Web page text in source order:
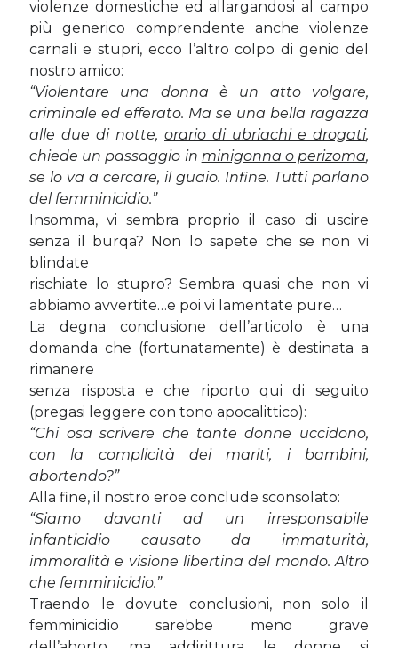
violenze domestiche ed allargandosi al campo
più generico comprendente anche violenze
carnali e stupri, ecco l’altro colpo di genio del
nostro amico:
“Violentare una donna è un atto volgare,
criminale ed efferato. Ma se una bella ragazza
alle duedi notte,orario di ubriachi e drogati,
chiede un passaggio in minigonna o perizoma,
se lo va acercare, il guaio. Infine. Tutti parlano
del femminicidio.”
Insomma, vi sembra proprio il caso di uscire
senza il burqa? Non lo sapete che se non vi
blindate
rischiate lo stupro? Sembra quasi che non vi
abbiamo avvertite…e poi vi lamentate pure…
La degna conclusione dell’articolo è una
domanda che (fortunatamente) è destinata a
rimanere
senza risposta e che riporto qui di seguito
(pregasi leggere con tono apocalittico):
“Chi osa scrivere che tante donne uccidono,
con la complicità dei mariti, i bambini,
abortendo?”
Alla fine, il nostro eroe conclude sconsolato:
“Siamo davanti ad un irresponsabile
infanticidio causato da immaturità,
immoralità e visione libertina del mondo. Altro
che femminicidio.”
Traendo le dovute conclusioni, non solo il
femminicidio sarebbe meno grave